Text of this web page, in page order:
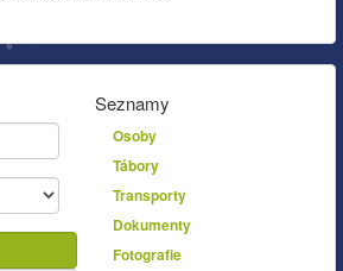
Seznamy
Osoby
Tábory
Transporty
Dokumenty
Fotografie